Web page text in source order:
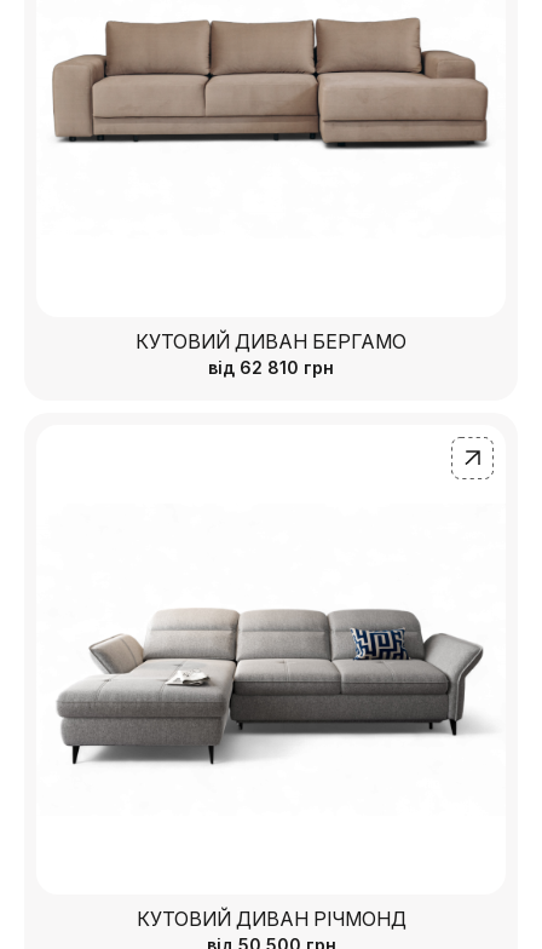
КУТОВИЙ ДИВАН БЕРГАМО
від 62 810 грн
КУТОВИЙ ДИВАН РІЧМОНД
від 50 500 грн